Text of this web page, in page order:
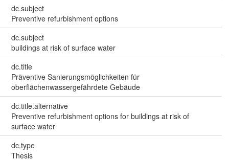
dc.subject
Preventive refurbishment options
dc.subject
buildings at risk of surface water
dc.title
Präventive Sanierungsmöglichkeiten für
oberflächenwassergefährdete Gebäude
dc.title.alternative
Preventive refurbishment options for buildings at risk of
surface water
dc.type
Thesis